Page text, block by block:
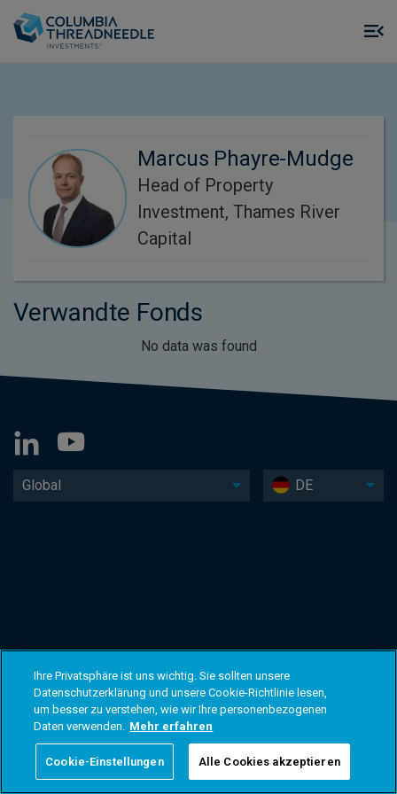
Marcus Phayre-Mudge
Head of Property
Investment, Thames River
Capital
Verwandte Fonds
No data was found
Global DE
Ihre Privatsphäre ist uns wichtig. Sie sollten unsere
Datenschutzerklärung und unsere Cookie-Richtlinie lesen,
um besser zu verstehen, wie wir Ihre personenbezogenen
Daten verwenden. Mehr erfahren
Cookie-Einstellungen Alle Cookies akzeptieren